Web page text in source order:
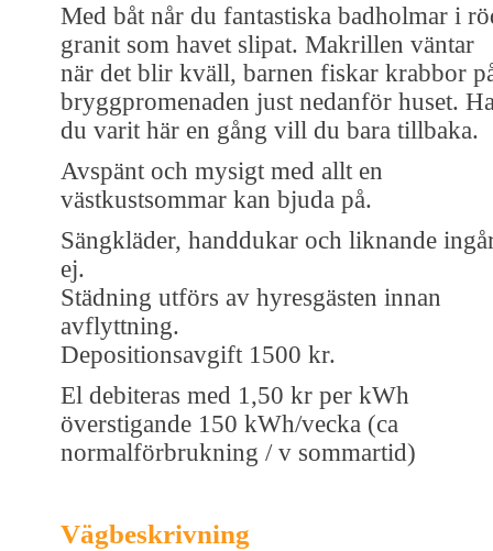
Med båt når du fantastiska badholmar i
granit som havet slipat. Makrillen väntar
när det blir kväll, barnen fiskar krabbor
bryggpromenaden just nedanför huset.
du varit här en gång vill du bara tillbaka.
Avspänt och mysigt med allt en
västkustsommar kan bjuda på.
Sängkläder, handdukar och liknande
ej.
Städning utförs av hyresgästen innan
avflyttning.
Depositionsavgift 1500 kr.
El debiteras med 1,50 kr per kWh
överstigande 150 kWh/vecka (ca
normalförbrukning / v sommartid)
Vägbeskrivning